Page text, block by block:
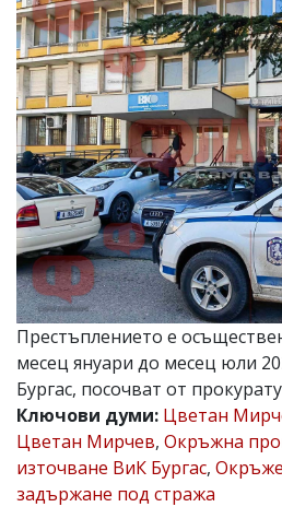
Управители:
Веселин
Василев,
email:
v.vasilev@flagman.bg
Катя
Касабова,
еmail:k.kassabova@flagman.bg
Главен
редактор:
Иван
Колев,
email:
office@flagman.bg
под
статиите
се
въвеждат
от
читателите
и
Престъплението е
месец януари до месец юли
Бургас, посочват от
Ключови думи: Цветан
Цветан Мирчев, Окръжна
източване ВиК Бургас,
задържане под стража